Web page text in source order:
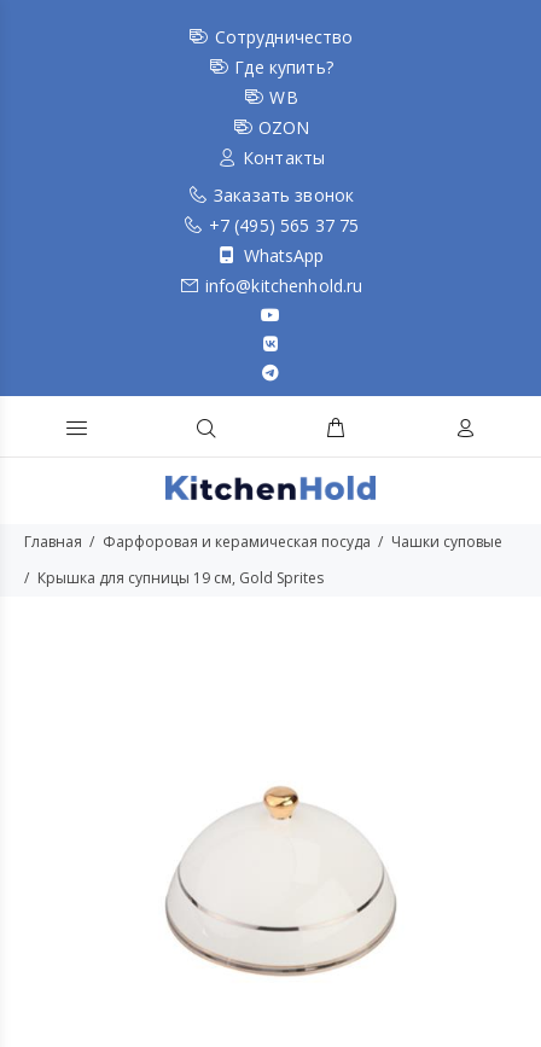
Сотрудничество
Где купить?
WB
OZON
Контакты
Заказать звонок
+7 (495) 565 37 75
WhatsApp
info@kitchenhold.ru
Главная Фарфоровая и керамическая посуда
Чашки суповые
Крышка для супницы 19 см, Gold Sprites